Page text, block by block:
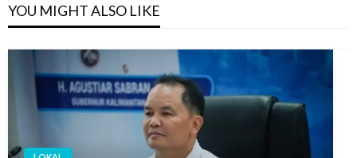
YOU MIGHT ALSO LIKE